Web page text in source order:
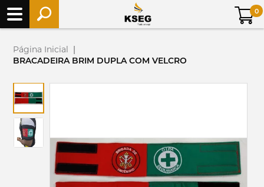
0
Página Inicial |
BRACADEIRA BRIM DUPLA COM VELCRO